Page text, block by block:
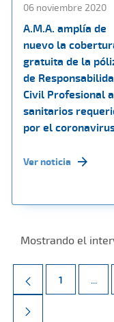
06 noviembre 2020
A.M.A. amplía de
nuevo la
gratuita de la
de
Civil Profesional
sanitarios
por el
Ver noticia
Mostrando el
Página
1 ...